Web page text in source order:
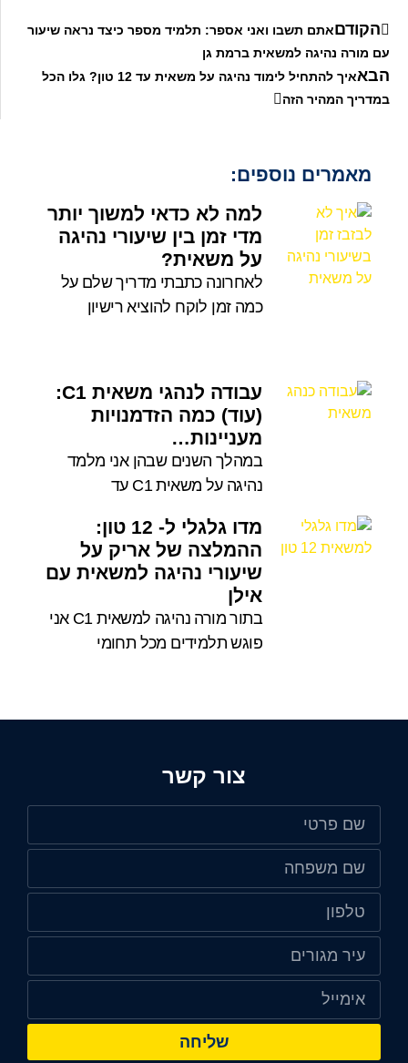
הקודםאתם תשבו ואני אספר: תלמיד מספר כיצד נראה שיעור
עם מורה נהיגה למשאית ברמת גן
הבא
איך להתחיל לימוד נהיגה על משאית עד 12 טון? גלו הכל
במדריך המהיר הזה
מאמרים נוספים:
למה לא כדאי למשוך יותר
מדי זמן בין שיעורי נהיגה
על משאית?
לאחרונה כתבתי מדריך שלם על
כמה זמן לוקח להוציא רישיון
עבודה לנהגי משאית C1:
(עוד) כמה הזדמנויות
מעניינות…
במהלך השנים שבהן אני מלמד
נהיגה על משאית C1 עד
מדו גלגלי ל- 12 טון:
ההמלצה של אריק על
שיעורי נהיגה למשאית עם
אילן
בתור מורה נהיגה למשאית C1 אני
פוגש תלמידים מכל תחומי
צור קשר
שליחה